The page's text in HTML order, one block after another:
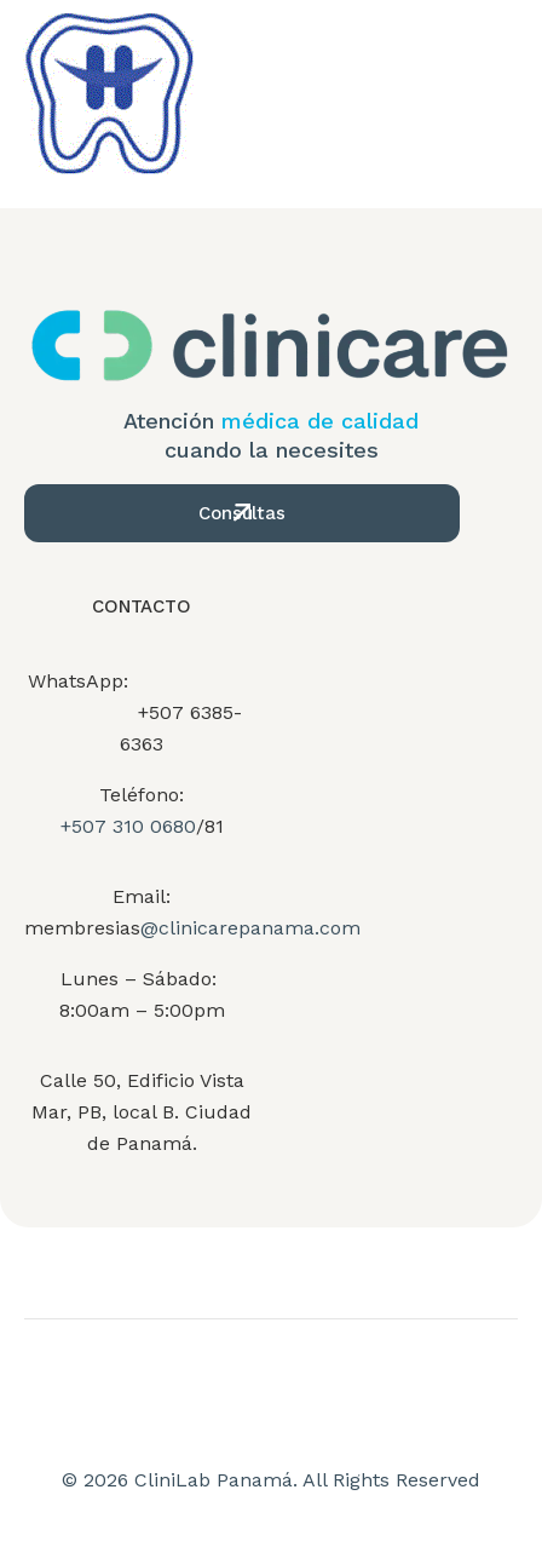
Atención médica de calidad
cuando la necesites
Consultas
CONTACTO
WhatsApp:
+507 6385-
6363
Teléfono:
+507 310 0680/81
Email:
membresias@clinicarepanama.com
Lunes – Sábado:
8:00am – 5:00pm
Calle 50, Edificio Vista
Mar, PB, local B. Ciudad
de Panamá.
© 2026 CliniLab Panamá. All Rights Reserved